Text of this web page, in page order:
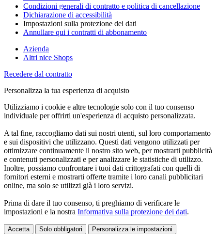
Condizioni generali di contratto e politica di cancellazione
Dichiarazione di accessibilità
Impostazioni sulla protezione dei dati
Annullare qui i contratti di abbonamento
Azienda
Altri nice Shops
Recedere dal contratto
Personalizza la tua esperienza di acquisto
Utilizziamo i cookie e altre tecnologie solo con il tuo consenso
individuale per offrirti un'esperienza di acquisto personalizzata.
A tal fine, raccogliamo dati sui nostri utenti, sul loro comportamento
e sui dispositivi che utilizzano. Questi dati vengono utilizzati per
ottimizzare continuamente il nostro sito web, per mostrarti pubblicità
e contenuti personalizzati e per analizzare le statistiche di utilizzo.
Inoltre, possiamo confrontare i tuoi dati crittografati con quelli di
fornitori esterni e mostrarti offerte tramite i loro canali pubblicitari
online, ma solo se utilizzi già i loro servizi.
Prima di dare il tuo consenso, ti preghiamo di verificare le
impostazioni e la nostra Informativa sulla protezione dei dati.
Accetta Solo obbligatori Personalizza le impostazioni